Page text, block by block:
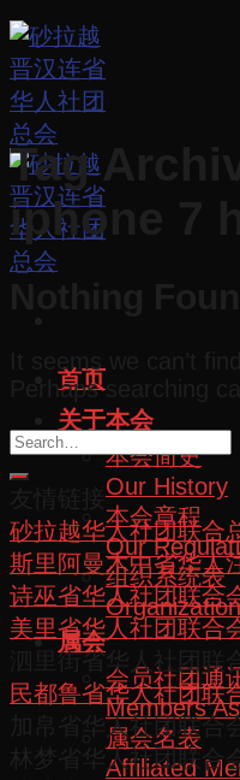
首页
关于本会
本会简史
Our History
本会章程
Our
组织系统表
属会
会员社团通
Members
属会名表
Affiliated
Tag
iphone 7
It seems we can’t
Perhaps searching
砂拉越华人社团联合
斯里阿曼木中省华人
诗巫省华人社团联合
美里省华人社团联合
泗里街省华人社团联
民都鲁省华人社团联
加帛省华人社团联合
林梦省华人社团联合